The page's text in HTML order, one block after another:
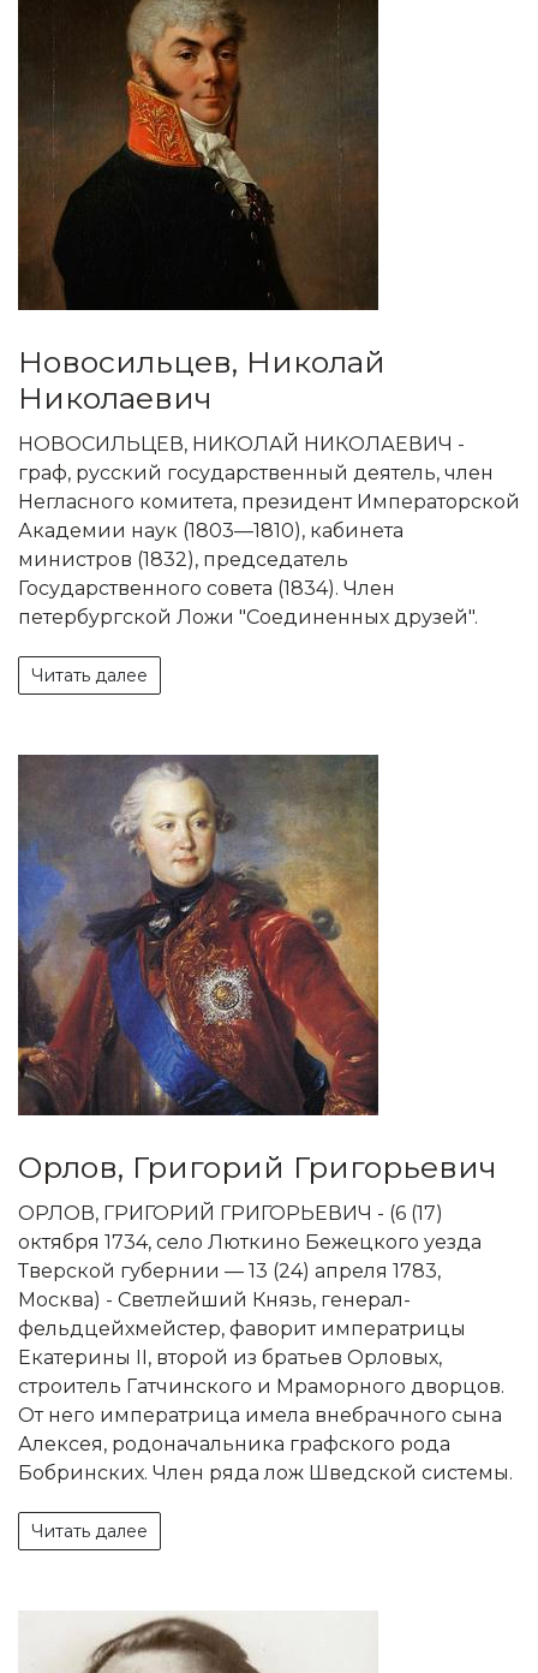
Новосильцев, Николай
Николаевич
НОВОСИЛЬЦЕВ, НИКОЛАЙ НИКОЛАЕВИЧ -
граф, русский государственный деятель, член
Негласного комитета, президент Императорской
Академии наук (1803—1810), кабинета
министров (1832), председатель
Государственного совета (1834). Член
петербургской Ложи "Соединенных друзей".
Читать далее
Орлов, Григорий Григорьевич
ОРЛОВ, ГРИГОРИЙ ГРИГОРЬЕВИЧ - (6 (17)
октября 1734, село Люткино Бежецкого уезда
Тверской губернии — 13 (24) апреля 1783,
Москва) - Светлейший Князь, генерал-
фельдцейхмейстер, фаворит императрицы
Екатерины II, второй из братьев Орловых,
строитель Гатчинского и Мраморного дворцов.
От него императрица имела внебрачного сына
Алексея, родоначальника графского рода
Бобринских. Член ряда лож Шведской системы.
Читать далее